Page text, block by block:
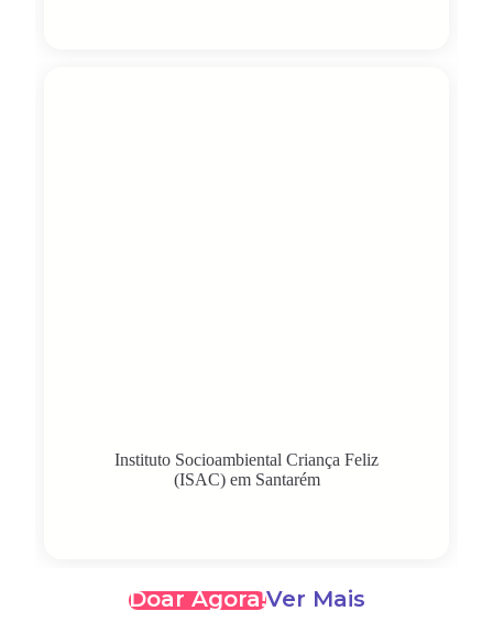
Instituto Socioambiental Criança Feliz
(ISAC) em Santarém
Doar Agora!Ver Mais